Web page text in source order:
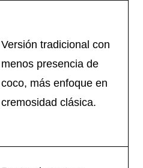
Versión tradicional con
menos presencia de
coco, más enfoque en
cremosidad clásica.